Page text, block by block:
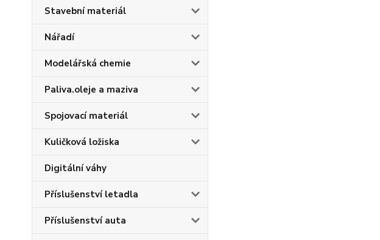
Stavební materiál
Nářadí
Modelářská chemie
Paliva.oleje a maziva
Spojovací materiál
Kuličková ložiska
Digitální váhy
Příslušenství letadla
Příslušenství auta